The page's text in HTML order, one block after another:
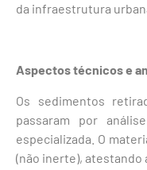
da infraestrutura
Aspectos técnicos e
Os sedimentos
passaram por
especializada. O
(não inerte), atestando